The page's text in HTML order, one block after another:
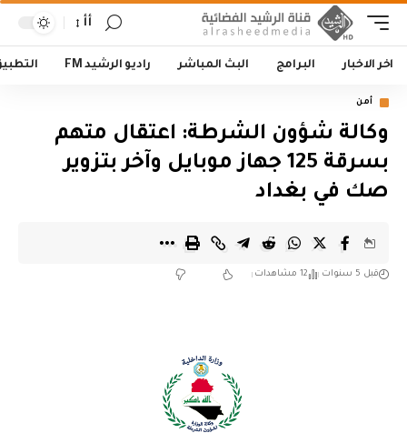
أأ
اخر الاخبار البرامج البث المباشر راديو الرشيد FM
أمن
وكالة شؤون الشرطة: اعتقال متهم
بسرقة 125 جهاز موبايل وآخر بتزوير
صك في بغداد
قبل 5 سنوات 12 مشاهدات